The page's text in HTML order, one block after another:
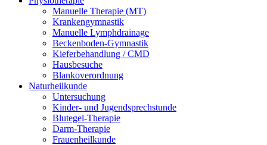
Manuelle Therapie (MT)
Krankengymnastik
Manuelle Lymphdrainage
Beckenboden-Gymnastik
Kieferbehandlung / CMD
Hausbesuche
Blankoverordnung
Naturheilkunde
Untersuchung
Kinder- und Jugendsprechstunde
Blutegel-Therapie
Darm-Therapie
Frauenheilkunde